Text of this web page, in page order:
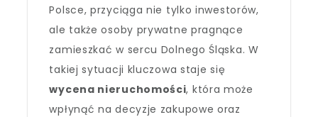
Polsce, przyciąga nie tylko inwestorów,
ale także osoby prywatne pragnące
zamieszkać w sercu Dolnego Śląska. W
takiej sytuacji kluczowa staje się
wycena nieruchomości, która może
wpłynąć na decyzje zakupowe oraz